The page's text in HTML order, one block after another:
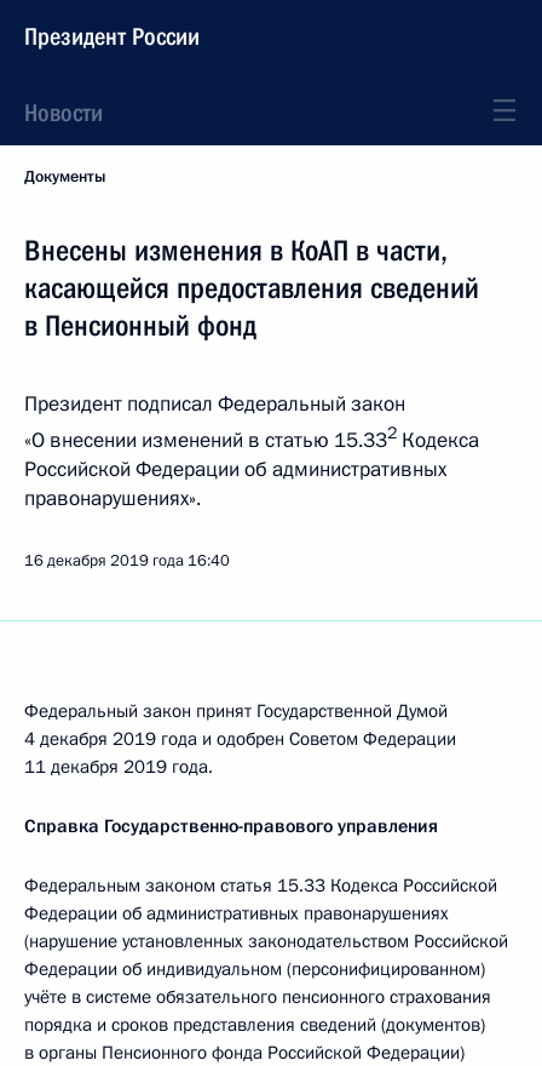
Президент России
Новости
Документы
Внесены изменения в КоАП в части,
касающейся предоставления сведений
в Пенсионный фонд
Президент подписал Федеральный закон
«О внесении изменений в статью 15.332 Кодекса
Российской Федерации об административных
правонарушениях».
16 декабря 2019 года 16:40
Федеральный закон принят Государственной Думой
4 декабря 2019 года и одобрен Советом Федерации
11 декабря 2019 года.
Справка Государственно-правового управления
Федеральным законом статья 15.33 Кодекса Российской
Федерации об административных правонарушениях
(нарушение установленных законодательством Российской
Федерации об индивидуальном (персонифицированном)
учёте в системе обязательного пенсионного страхования
порядка и сроков представления сведений (документов)
в органы Пенсионного фонда Российской Федерации)